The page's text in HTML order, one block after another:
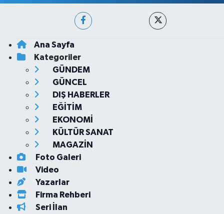
Ana Sayfa
Kategoriler
GÜNDEM
GÜNCEL
DIŞ HABERLER
EĞİTİM
EKONOMİ
KÜLTÜR SANAT
MAGAZİN
Foto Galeri
Video
Yazarlar
Firma Rehberi
Seri İlan